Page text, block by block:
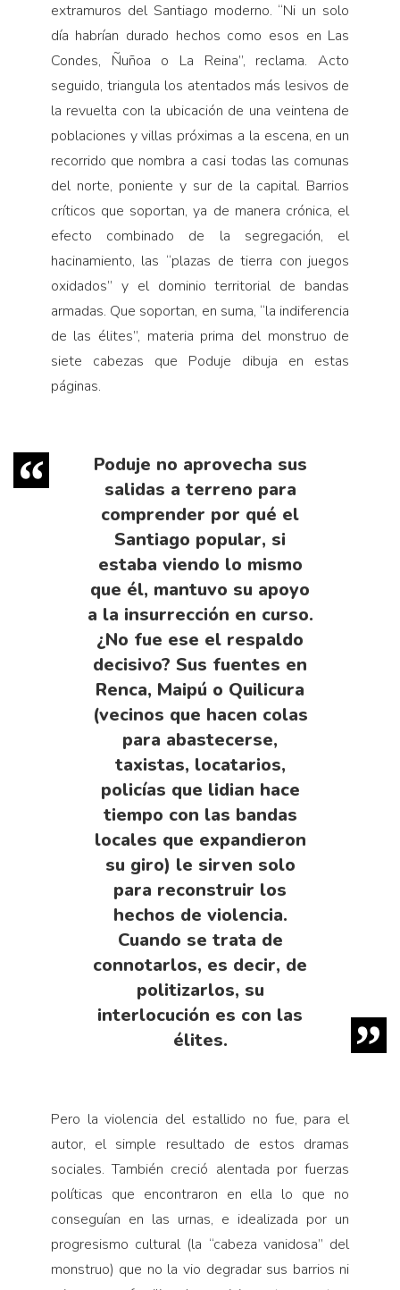
extramuros del Santiago moderno. “Ni un solo
día habrían durado hechos como esos en Las
Condes, Ñuñoa o La Reina”, reclama. Acto
seguido, triangula los atentados más lesivos de
la revuelta con la ubicación de una veintena de
poblaciones y villas próximas a la escena, en un
recorrido que nombra a casi todas las comunas
del norte, poniente y sur de la capital. Barrios
críticos que soportan, ya de manera crónica, el
efecto combinado de la segregación, el
hacinamiento, las “plazas de tierra con juegos
oxidados” y el dominio territorial de bandas
armadas. Que soportan, en suma, “la indiferencia
de las élites”, materia prima del monstruo de
siete cabezas que Poduje dibuja en estas
páginas.
Poduje no aprovecha sus
salidas a terreno para
comprender por qué el
Santiago popular, si
estaba viendo lo mismo
que él, mantuvo su apoyo
a la insurrección en curso.
¿No fue ese el respaldo
decisivo? Sus fuentes en
Renca, Maipú o Quilicura
(vecinos que hacen colas
para abastecerse,
taxistas, locatarios,
policías que lidian hace
tiempo con las bandas
locales que expandieron
su giro) le sirven solo
para reconstruir los
hechos de violencia.
Cuando se trata de
connotarlos, es decir, de
politizarlos, su
interlocución es con las
élites.
Pero la violencia del estallido no fue, para el
autor, el simple resultado de estos dramas
sociales. También creció alentada por fuerzas
políticas que encontraron en ella lo que no
conseguían en las urnas, e idealizada por un
progresismo cultural (la “cabeza vanidosa” del
monstruo) que no la vio degradar sus barrios ni